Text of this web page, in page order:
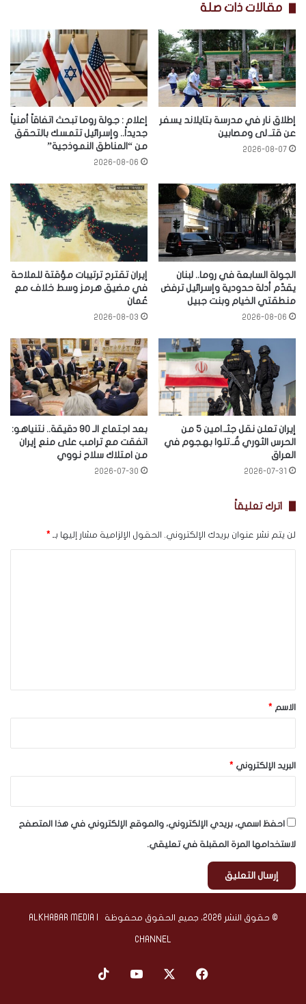
مقالات ذات صلة
إطلاق نار في مدرسة بتايلاند يسفر
عن قتـ.لى ومصابين
2026-08-07
إعلام : جولة روما تبحث اتفاقاً أمنياً
جديداً.. وإسرائيل تتمسك بالتحقق
من “المناطق النموذجية”
2026-08-06
الجولة السابعة في روما.. لبنان
يقدّم أدلة حدودية وإسرائيل ترفض
منطقتي الخيام وبنت جبيل
2026-08-06
إيران تقترح ترتيبات مؤقتة للملاحة
في مضيق هرمز وسط خلاف مع
عُمان
2026-08-03
إيران تعلن نقل جثـ.امين 5 من
الحرس الثوري قُـ.تلوا بهجوم في
العراق
2026-07-31
بعد اجتماع الـ 90 دقيقة.. نتنياهو:
اتفقت مع ترامب على منع إيران
من امتلاك سلاح نووي
2026-07-30
اترك تعليقاً
لن يتم نشر عنوان بريدك الإلكتروني. الحقول الإلزامية مشار إليها بـ *
*الاسم *
البريد الإلكتروني *
احفظ اسمي، بريدي الإلكتروني، والموقع الإلكتروني في هذا المتصفح
لاستخدامها المرة المقبلة في تعليقي.
© حقوق النشر 2026، جميع الحقوق محفوظة | ALKHABAR MEDIA
CHANNEL
فيسبوك ‫YouTube